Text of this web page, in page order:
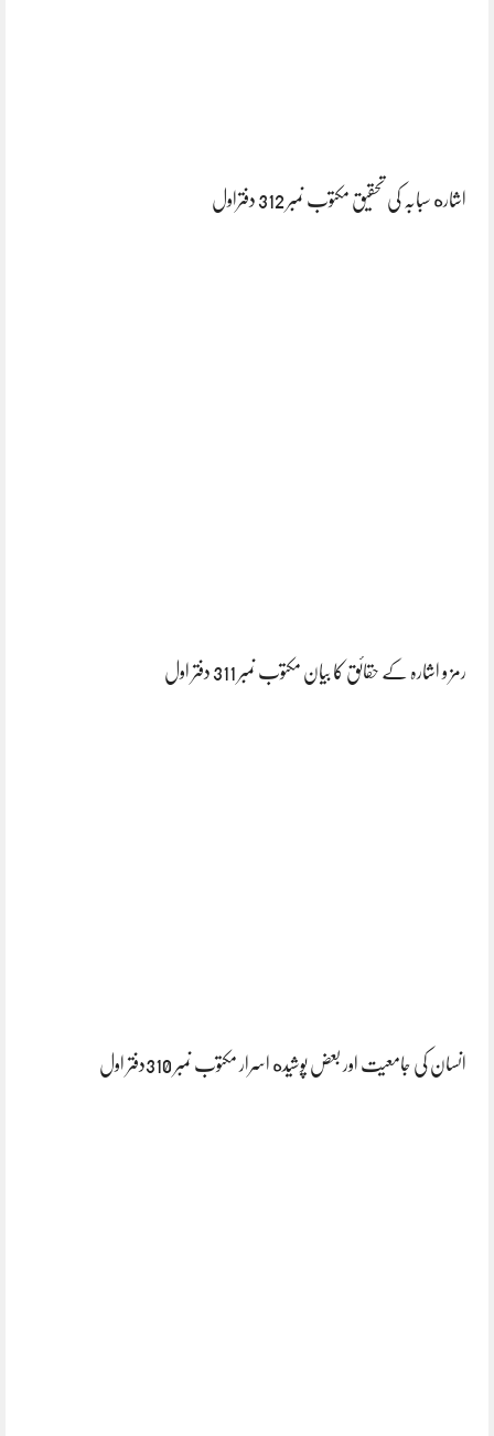
اشاره سبابہ کی تحقیق مکتوب نمبر 312 دفتراول
رمز و اشارہ کے حقائق کا بیان مکتوب نمبر 311 دفتر اول
انسان کی جامعیت اور بعض پوشیده اسرار مکتوب نمبر 310دفتر اول